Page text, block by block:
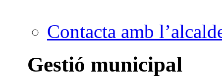
Contacta amb
Gestió municipal